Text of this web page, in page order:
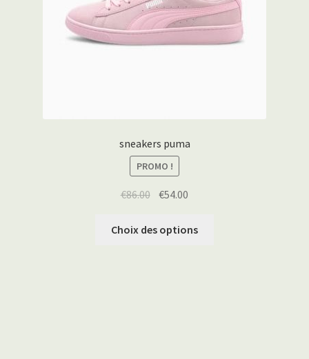
sneakers puma
PROMO !
€86.00 €54.00
Choix des options